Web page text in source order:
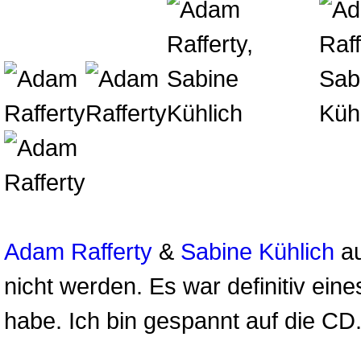
Adam Rafferty & Sabine Kühlich
nicht werden. Es war definitiv
habe. Ich bin gespannt auf die